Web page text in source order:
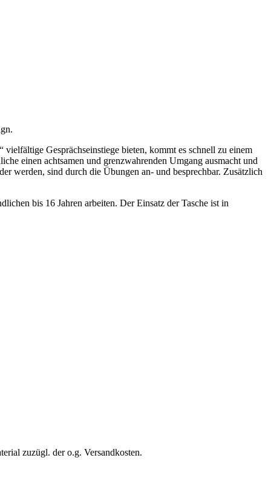
Gesprächseinstiege bieten, kommt es schnell zu einem
einen achtsamen und grenzwahrenden Umgang ausmacht und
werden, sind durch die Übungen an- und besprechbar. Zusätzlich
bis 16 Jahren arbeiten. Der Einsatz der Tasche ist in
zuzügl. der o.g. Versandkosten.